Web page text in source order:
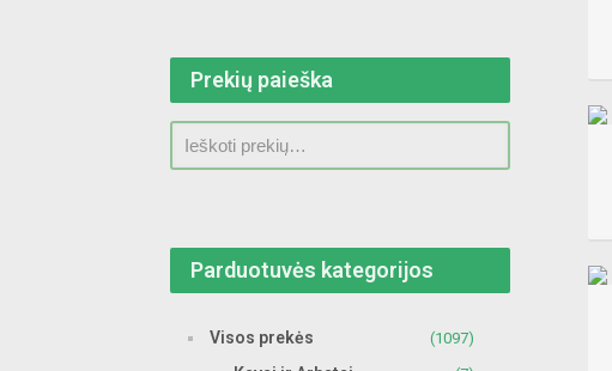
Prekių paieška
Parduotuvės kategorijos
Visos prekės (1097)